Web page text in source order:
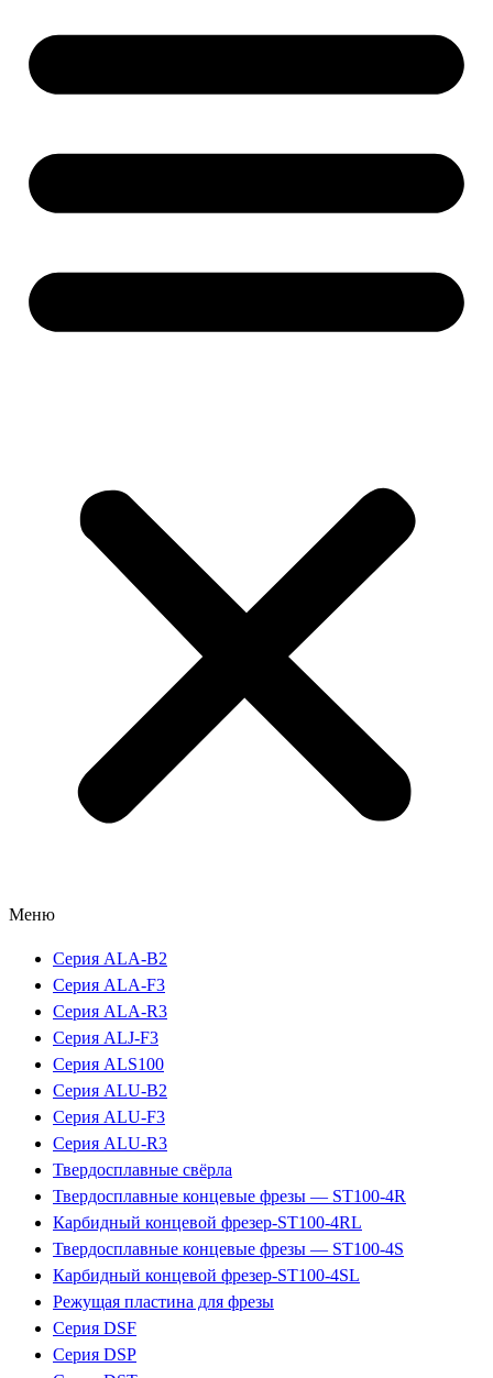
Меню
Серия ALA-B2
Серия ALA-F3
Серия ALA-R3
Серия ALJ-F3
Серия ALS100
Серия ALU-B2
Серия ALU-F3
Серия ALU-R3
Твердосплавные свёрла
Твердосплавные концевые фрезы — ST100-4R
Карбидный концевой фрезер-ST100-4RL
Твердосплавные концевые фрезы — ST100-4S
Карбидный концевой фрезер-ST100-4SL
Режущая пластина для фрезы
Серия DSF
Серия DSP